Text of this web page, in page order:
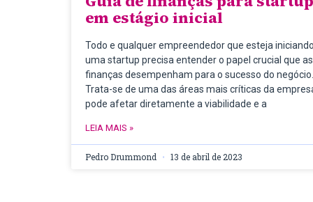
em estágio inicial
Todo e qualquer empreendedor que esteja iniciando
uma startup precisa entender o papel crucial que as
finanças desempenham para o sucesso do negócio.
Trata-se de uma das áreas mais críticas da
pode afetar diretamente a viabilidade e a
LEIA MAIS »
Pedro Drummond 13 de abril de 2023